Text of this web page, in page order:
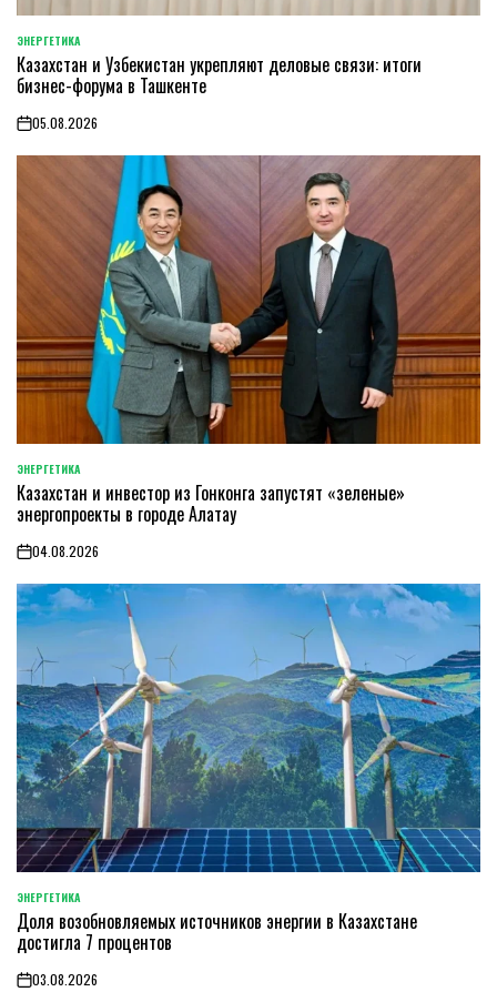
POSTED
IN
ЭНЕРГЕТИКА
Казахстан и Узбекистан укрепляют деловые связи: итоги
бизнес-форума в Ташкенте
on05.08.2026
POSTED
IN
ЭНЕРГЕТИКА
Казахстан и инвестор из Гонконга запустят «зеленые»
энергопроекты в городе Алатау
on04.08.2026
POSTED
IN
ЭНЕРГЕТИКА
Доля возобновляемых источников энергии в Казахстане
достигла 7 процентов
on03.08.2026